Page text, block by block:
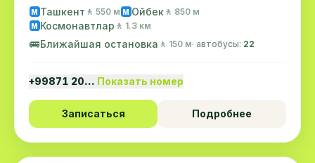
M Ташкент 🚶 550 м M Ойбек 🚶 850 м
M Космонавтлар 🚶 1.3 км
🚌Ближайшая остановка 🚶 150 м· автобусы: 22
+99871 20… Показать номер
Записаться Подробнее